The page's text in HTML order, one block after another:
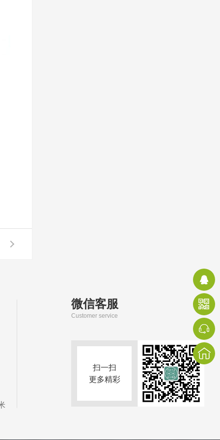
微信客服
Customer service
扫一扫
更多精彩